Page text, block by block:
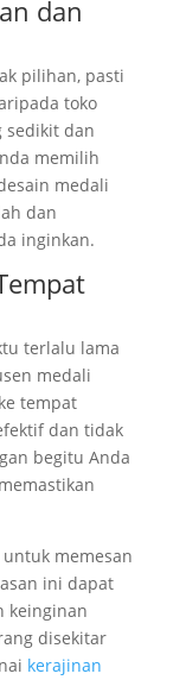
dan
pilihan, pasti
toko
sedikit dan
memilih
medali
dan
inginkan.
terlalu lama
medali
tempat
dan tidak
begitu Anda
memesan
ini dapat
keinginan
disekitar
kerajinan